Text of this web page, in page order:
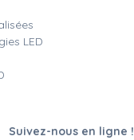
LED
Suivez-nous en ligne !